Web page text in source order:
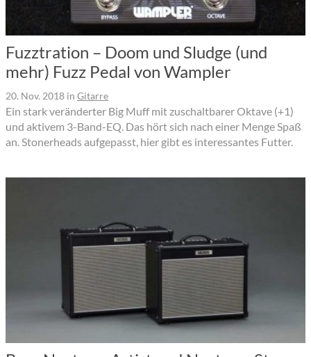
Fuzztration – Doom und Sludge (und
mehr) Fuzz Pedal von Wampler
20. Nov. 2018 in Gitarre
Ein stark veränderter Big Muff mit zuschaltbarer Oktave (+1)
und aktivem 3-Band-EQ. Das hört sich nach einer Menge Spaß
an. Stonerheads aufgepasst, hier gibt es interessantes Futter.